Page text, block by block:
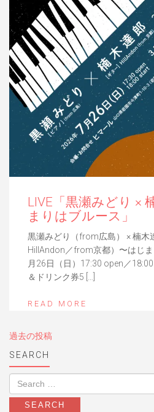
LIVE「黒瀬みどり ×
まりはブルース」
黒瀬みどり（from広島） × 楠木
HillAndon／from京都）〜はじ
月26日（日）17:30 open／
＆ドリンク券5 […]
READ MORE
投
稿
ナ
ビ
ゲ
過去の投稿
SEARCH